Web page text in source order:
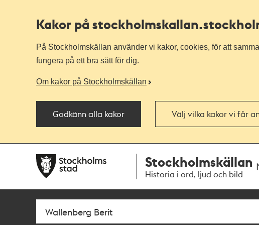
Kakor på stockholmskallan
På Stockholmskällan använder vi kakor, cookies, för att
fungera på ett bra sätt för dig.
Om kakor på Stockholmskällan
Godkänn alla kakor Välj vilka kakor vi får
navigationen
huvudinnehållet
Stockholmskällan
Historia i ord, ljud och bild
Sök